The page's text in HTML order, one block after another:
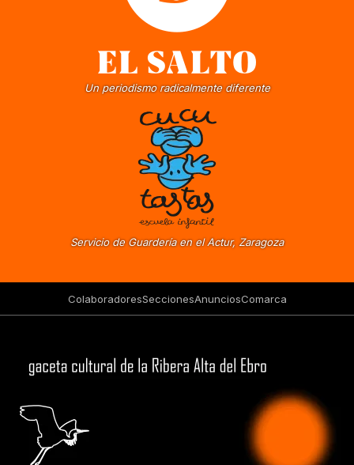
Un periodismo radicalmente diferente
Servicio de Guardería en el Actur, Zaragoza
ColaboradoresSeccionesAnunciosComarca